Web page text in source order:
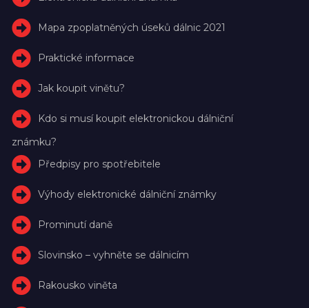
Mapa zpoplatněných úseků dálnic 2021
Praktické informace
Jak koupit vinětu?
Kdo si musí koupit elektronickou dálniční
známku?
Předpisy pro spotřebitele
Výhody elektronické dálniční známky
Prominutí daně
Slovinsko – vyhněte se dálnicím
Rakousko viněta